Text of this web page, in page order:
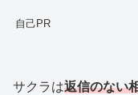
自己PR
サクラは返信のない